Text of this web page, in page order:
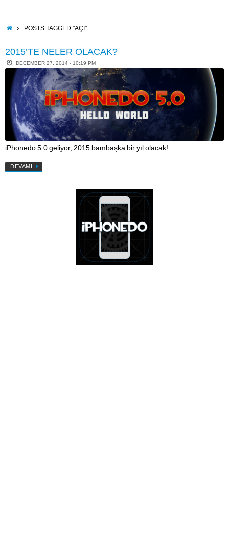
contentHOMEPOSTS TAGGED "AÇI"
2015’TE NELER OLACAK?
DECEMBER 27, 2014 - 10:19 PM
iPhonedo 5.0 geliyor, 2015 bambaşka bir yıl olacak! …
DEVAMI